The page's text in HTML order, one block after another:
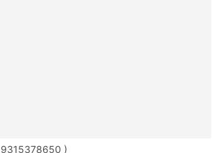
)